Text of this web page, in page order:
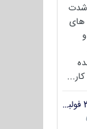
شدت
های
جنگنده/بمب افکن ضربتی سوخو-34 فولبک ( Sukhoi Su-34/Fullback)